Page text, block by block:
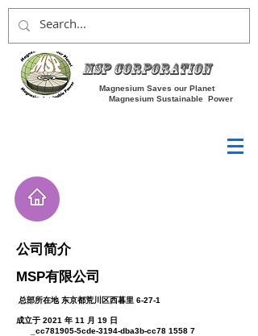
MSP Corporation
Magnesium Saves our Planet
Magnesium Sustainable Power
公司简介
MSP有限公司
​ 总部所在地 东京都荒川区西暮里 6-27-1
成立于 2021 年 11 月 19 日
_cc781905-5cde-3194-dba3b-cc78 1558 7